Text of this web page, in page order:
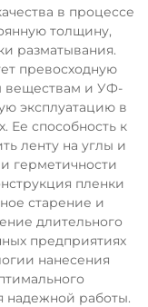
в процессе
толщину,
разматывания.
превосходную
веществам и УФ-
эксплуатацию в
Ее способность к
ленту на углы и
герметичности
пленки
старение и
длительного
предприятиях
нанесения
надежной работы.